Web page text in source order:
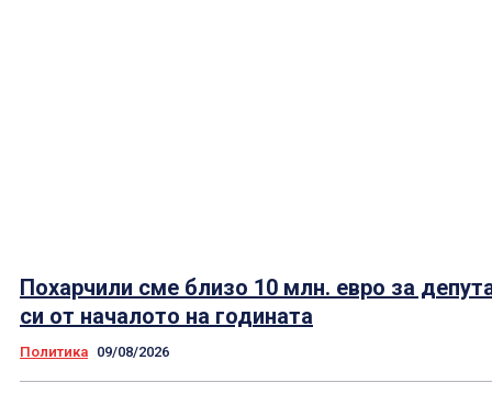
Похарчили сме близо 10 млн. евро за
си от началото на годината
Политика 09/08/2026